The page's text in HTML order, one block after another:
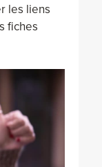
les liens
fiches